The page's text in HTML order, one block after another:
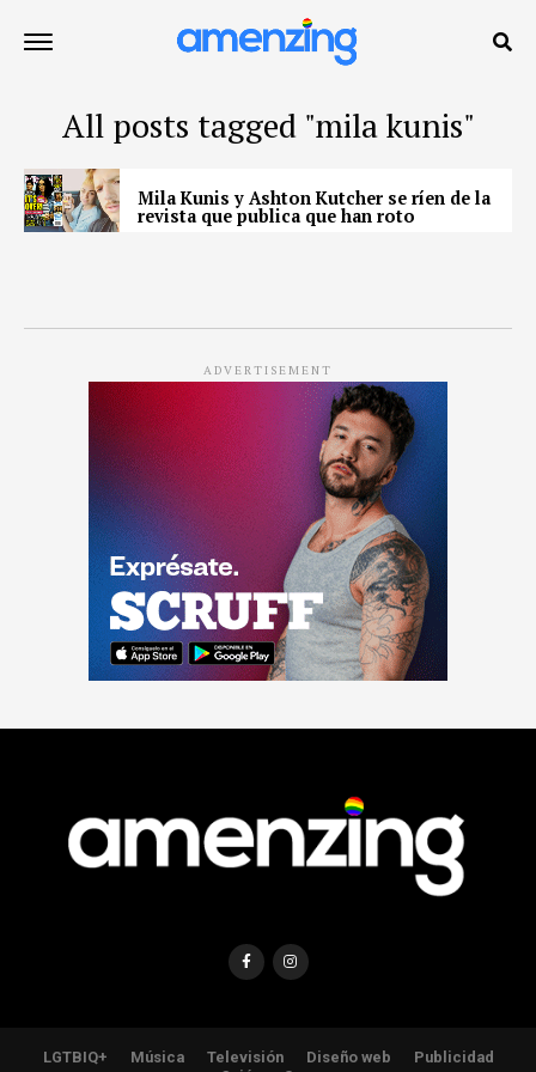
All posts tagged "mila kunis"
Mila Kunis y Ashton Kutcher se ríen de la
revista que publica que han roto
ADVERTISEMENT
LGTBIQ+ Música Televisión Diseño web
Publicidad